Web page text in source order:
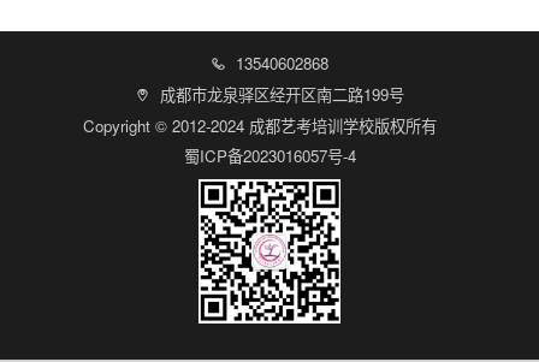
 13540602868

成都市龙泉驿区经开区南二路199号
Copyright © 2012-2024 成都艺考培训学校版权所有
蜀ICP备2023016057号-4